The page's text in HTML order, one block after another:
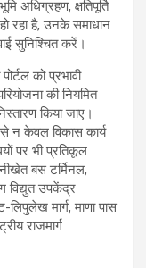
अधिग्रहण, क्षतिपूर्ति
रहा है, उनके समाधान
सुनिश्चित करें।
को प्रभावी
की नियमित
किया जाए।
न केवल विकास कार्य
पर भी प्रतिकूल
बस टर्मिनल,
विद्युत उपकेंद्र
मार्ग, माणा पास
राजमार्ग